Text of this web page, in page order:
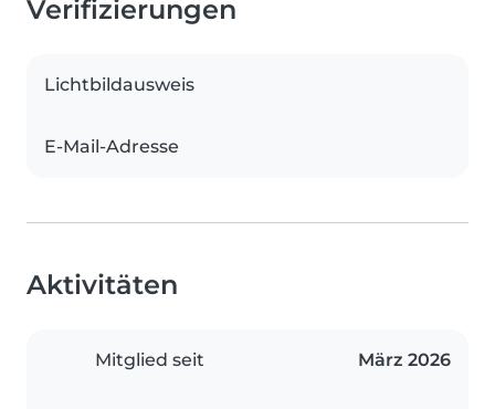
Verifizierungen
Lichtbildausweis
E-Mail-Adresse
Aktivitäten
Mitglied seit März 2026